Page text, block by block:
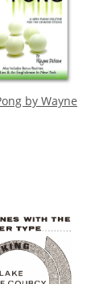
by Wayne